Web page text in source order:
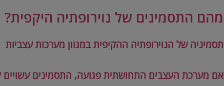
מהם התסמינים של נוירופתיה היקפית?
תסמיניה של הנוירופתיה ההקיפית במגוון מערכות עצביות
אם מערכת העצבים התחושתית פגועה, התסמינים עשויים